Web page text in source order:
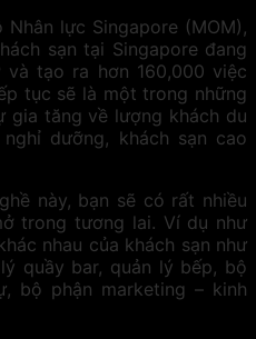
lực Singapore (MOM),
sạn tại Singapore đang
và tạo ra hơn 160,000 việc
tục sẽ là một trong những
gia tăng về lượng khách du
dưỡng, khách sạn cao
này, bạn sẽ có rất nhiều
trong tương lai. Ví dụ như
nhau của khách sạn như
quầy bar, quản lý bếp, bộ
bộ phận marketing – kinh